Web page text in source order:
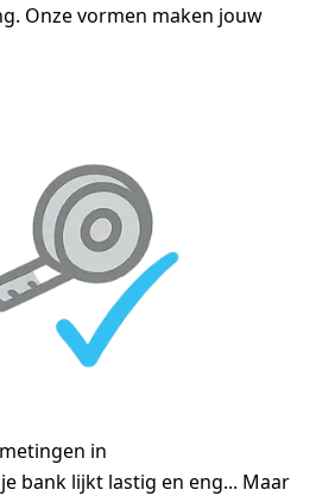
Onze vormen maken jouw
in
bank lijkt lastig en eng... Maar